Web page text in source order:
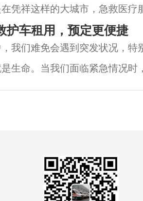
凭祥这样的大城市，急救医疗
随着社会的发展和人们健康意
的需求日益增长。本文将深入探
护车租用，预定更便捷
我们难免会遇到突发状况，特
生命。当我们面临紧急情况时
成为了一个重要问题。而在凭